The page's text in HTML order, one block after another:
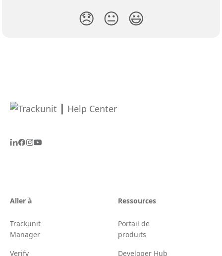
😞 😐 😃
Aller à
Trackunit
Manager
Verify
Ressources
Portail de
produits
Developer Hub